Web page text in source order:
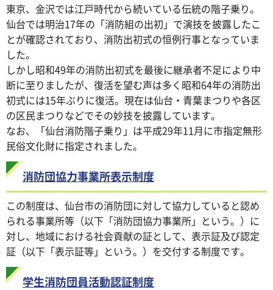
東京、金沢では江戸時代から続いている伝統の階子乗り。
仙台では明治17年の「消防組の出初」で演技を披露したこ
とが確認されており、消防出初式の恒例行事となっていま
した。
しかし昭和49年の消防出初式を最後に継承者不足により中
断に至りましたが、復活を望む声は多く昭和64年の消防出
初式には15年ぶりに復活。現在は仙台・青葉まつりや各区
の区民まつりなどでその妙技を披露しています。
なお、「仙台消防階子乗り」は平成29年11月に市指定無形
民俗文化財に指定されました。
消防団協力事業所表示制度
この制度は、仙台市の消防団に対して協力していると認め
られる事業所等（以下「消防団協力事業所」という。）に
対し、地域における社会貢献の証として、表示証及び認定
証（以下「表示証等」という。）を交付する制度です。
学生消防団員活動認証制度